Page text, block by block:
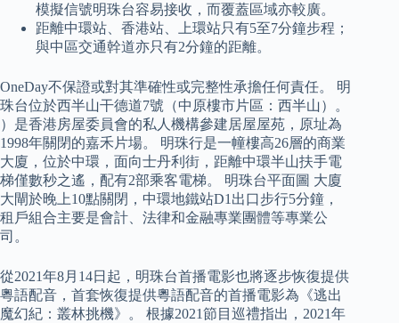
模擬信號明珠台容易接收，而覆蓋區域亦較廣。
距離中環站、香港站、上環站只有5至7分鐘步程；
與中區交通幹道亦只有2分鐘的距離。
OneDay不保證或對其準確性或完整性承擔任何責任。 明
珠台位於西半山干德道7號（中原樓市片區：西半山）。
）是香港房屋委員會的私人機構參建居屋屋苑，原址為
1998年關閉的嘉禾片場。 明珠行是一幢樓高26層的商業
大廈，位於中環，面向士丹利街，距離中環半山扶手電
梯僅數秒之遙，配有2部乘客電梯。 明珠台平面圖 大廈
大閘於晚上10點關閉，中環地鐵站D1出口步行5分鐘，
租戶組合主要是會計、法律和金融專業團體等專業公
司。
從2021年8月14日起，明珠台首播電影也將逐步恢復提供
粵語配音，首套恢復提供粵語配音的首播電影為《逃出
魔幻紀：叢林挑機》。 根據2021節目巡禮指出，2021年